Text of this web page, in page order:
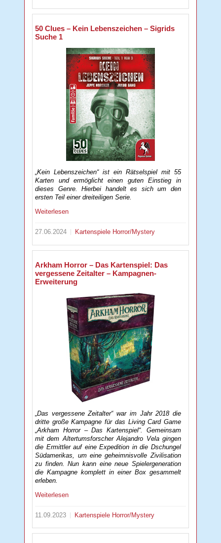
50 Clues – Kein Lebenszeichen – Sigrids
Suche 1
„Kein Lebenszeichen“ ist ein Rätselspiel mit 55
Karten und ermöglicht einen guten Einstieg in
dieses Genre. Hierbei handelt es sich um den
ersten Teil einer dreiteiligen Serie.
Weiterlesen
27.06.2024 Kartenspiele Horror/Mystery
Arkham Horror – Das Kartenspiel: Das
vergessene Zeitalter – Kampagnen-
Erweiterung
„Das vergessene Zeitalter“ war im Jahr 2018 die
dritte große Kampagne für das Living Card Game
„Arkham Horror – Das Kartenspiel“. Gemeinsam
mit dem Altertumsforscher Alejandro Vela gingen
die Ermittler auf eine Expedition in die Dschungel
Südamerikas, um eine geheimnisvolle Zivilisation
zu finden. Nun kann eine neue Spielergeneration
die Kampagne komplett in einer Box gesammelt
erleben.
Weiterlesen
11.09.2023 Kartenspiele Horror/Mystery